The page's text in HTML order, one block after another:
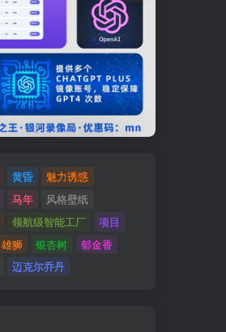
黄昏
魅力诱惑
马年
风格壁纸
领航级智能工厂
项目
雄狮 银杏树
郁金香
迈克尔乔丹